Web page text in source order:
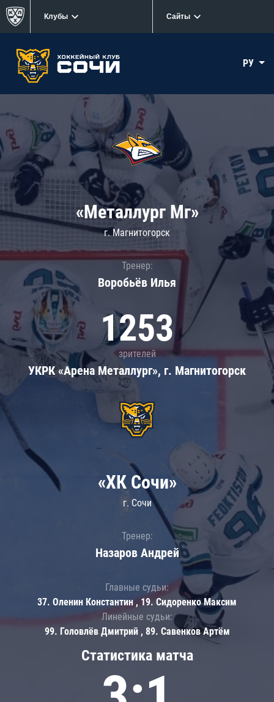
Клубы Сайты
РУ
«Металлург Мг»
г. Магнитогорск
Тренер:
Воробьёв Илья
1253
зрителей
УКРК «Арена Металлург», г. Магнитогорск
Статистика матча
«ХК Сочи»
г. Сочи
Тренер:
Назаров Андрей
Главные судьи:
37. Оленин Константин , 19. Сидоренко Максим
Линейные судьи:
99. Головлёв Дмитрий , 89. Савенков Артём